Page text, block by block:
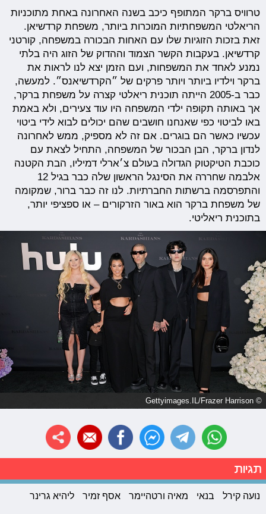
טרוויס ברקר המתופף כיכב בשנה האחרונה באחת מתוכניות
הריאלטי המשפחתיות המוכרות ביותר, משפחת קרדשיאן.
זאת בזכות הזוגיות שלו עם האחות הבכורה במשפחה, קורטני
קרדשיאן. בעקבות הקשר הצמוד וההדוק של הזוג היה בלתי
נמנע לאחד את המשפחות, ועם הזמן יצא לנו לראות את
ברקר וילדיו ביותר ויותר פרקים של ״הקרדשיאנס״. למעשה,
כבר ב-2005 הייתה תוכנית ריאלטי קצרה על משפחת ברקר,
אך באותה תקופה ילדי המשפחה היו עוד צעירים, ולא באמת
באו לביטוי כפי שאנחנו חושבים שהם יכולים לבוא לידי ביטוי
עכשיו כאשר הם בוגרים. אם זה לא מספיק, ממש לאחרונה
לנדון ברקר, הבן הבכור של המשפחה, התחיל לצאת עם
כוכבת הטיקטוק הגדולה בעולם צ׳ארלי דמיליו, הבת הקטנה
אלבמה שחררה את הסינגל הראשון שלה כבר בגיל 12
והתפרסמה ברשתות החברתיות. לנו זה כבר ברור, שמקומה
של משפחת ברקר הוא באור הזרקורים – או ספציפי יותר,
בתוכנית ריאליטי.
© Gettyimages.IL/Frazer Harrison
תגיות
נועה קירל בנאי מאיה ורטהיימר אסף זמיר ליהיא גרינר